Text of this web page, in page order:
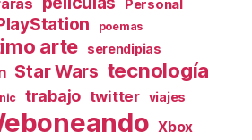
Personal
poemas
arte serendipias
Star Wars tecnología
trabajo twitter viajes
Xbox